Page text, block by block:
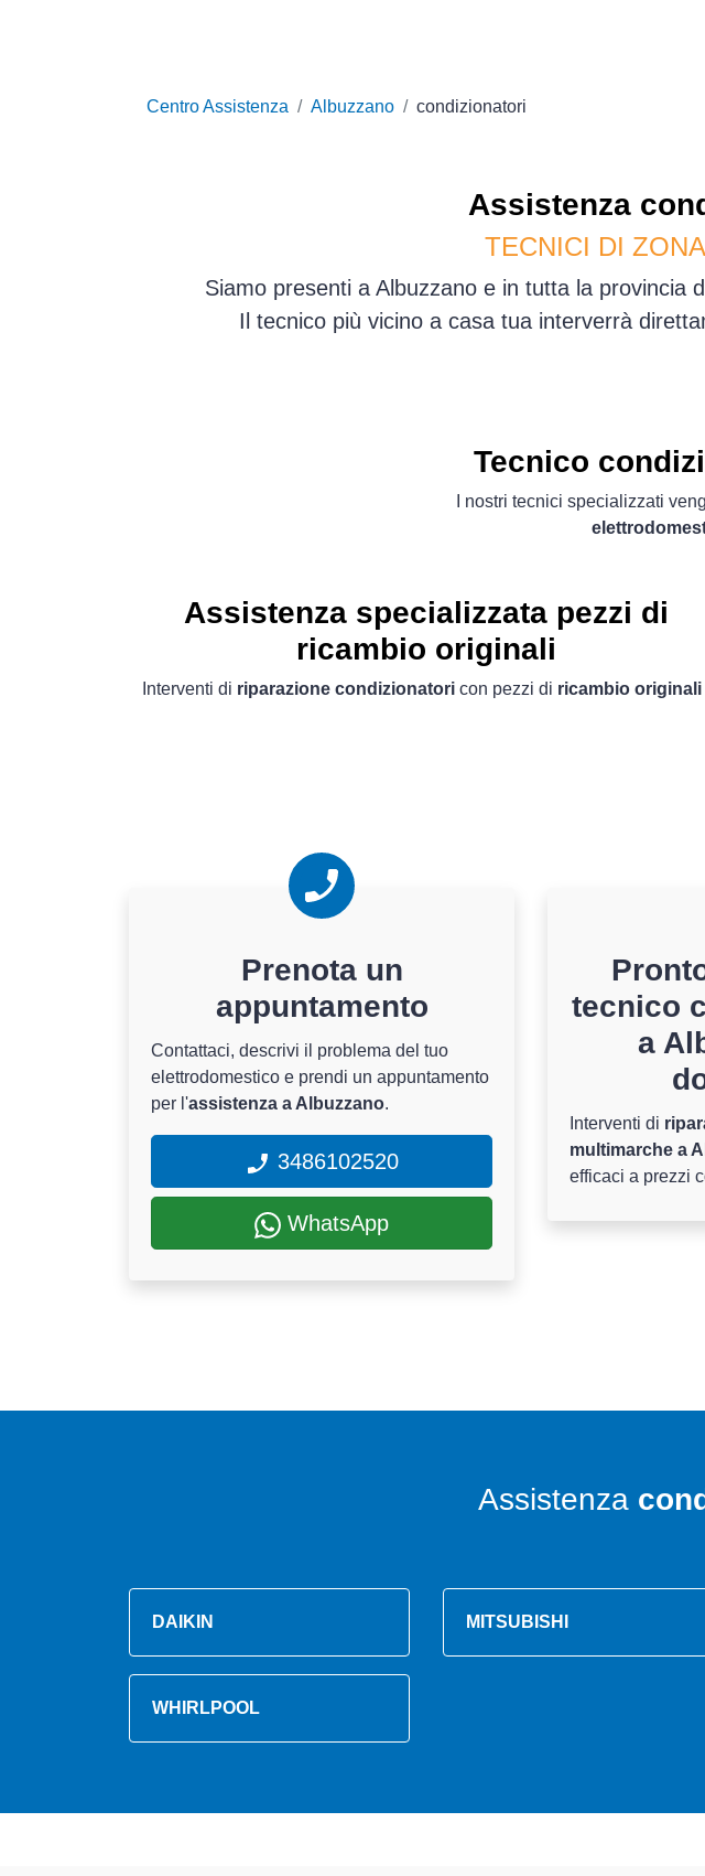
Centro Assistenza Albuzzano condizionatori
Assistenza
TECNICI DI
Siamo presenti a Albuzzano e in tutta la provincia
Il tecnico più vicino a casa tua interverrà
Tecnico
I nostri tecnici specializzati
Assistenza specializzata pezzi di
ricambio originali
Interventi di riparazione condizionatori con pezzi di ricambio originali
Prenota un
appuntamento
Contattaci, descrivi il problema del tuo
elettrodomestico e prendi un appuntamento
per l'assistenza a Albuzzano.
3486102520
WhatsApp
tecnico
a
Interventi di
multimarche a
efficaci a prezzi
Assistenza
DAIKIN MITSUBISHI
WHIRLPOOL